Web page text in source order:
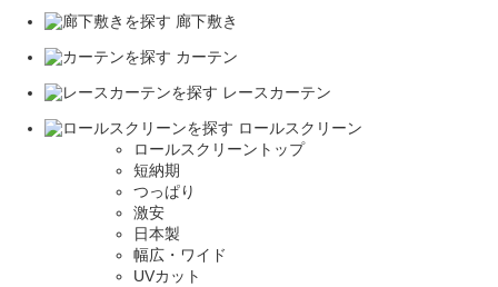
廊下敷き
カーテン
レースカーテン
ロールスクリーン
ロールスクリーントップ
短納期
つっぱり
激安
日本製
幅広・ワイド
UVカット